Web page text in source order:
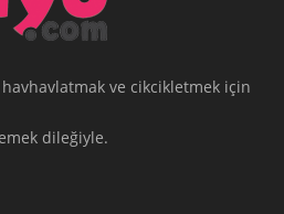
ve cikcikletmek için
dileğiyle.